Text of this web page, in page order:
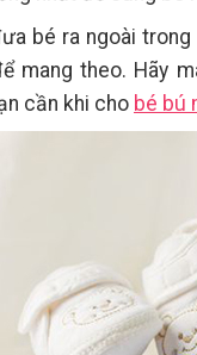
bé ra ngoài
mang theo. Hãy
cần khi cho bé bú